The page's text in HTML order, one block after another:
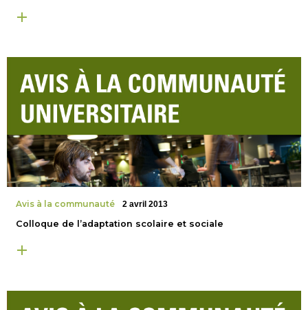
Avis à la communauté 2 avril 2013
Colloque de l’adaptation scolaire et sociale